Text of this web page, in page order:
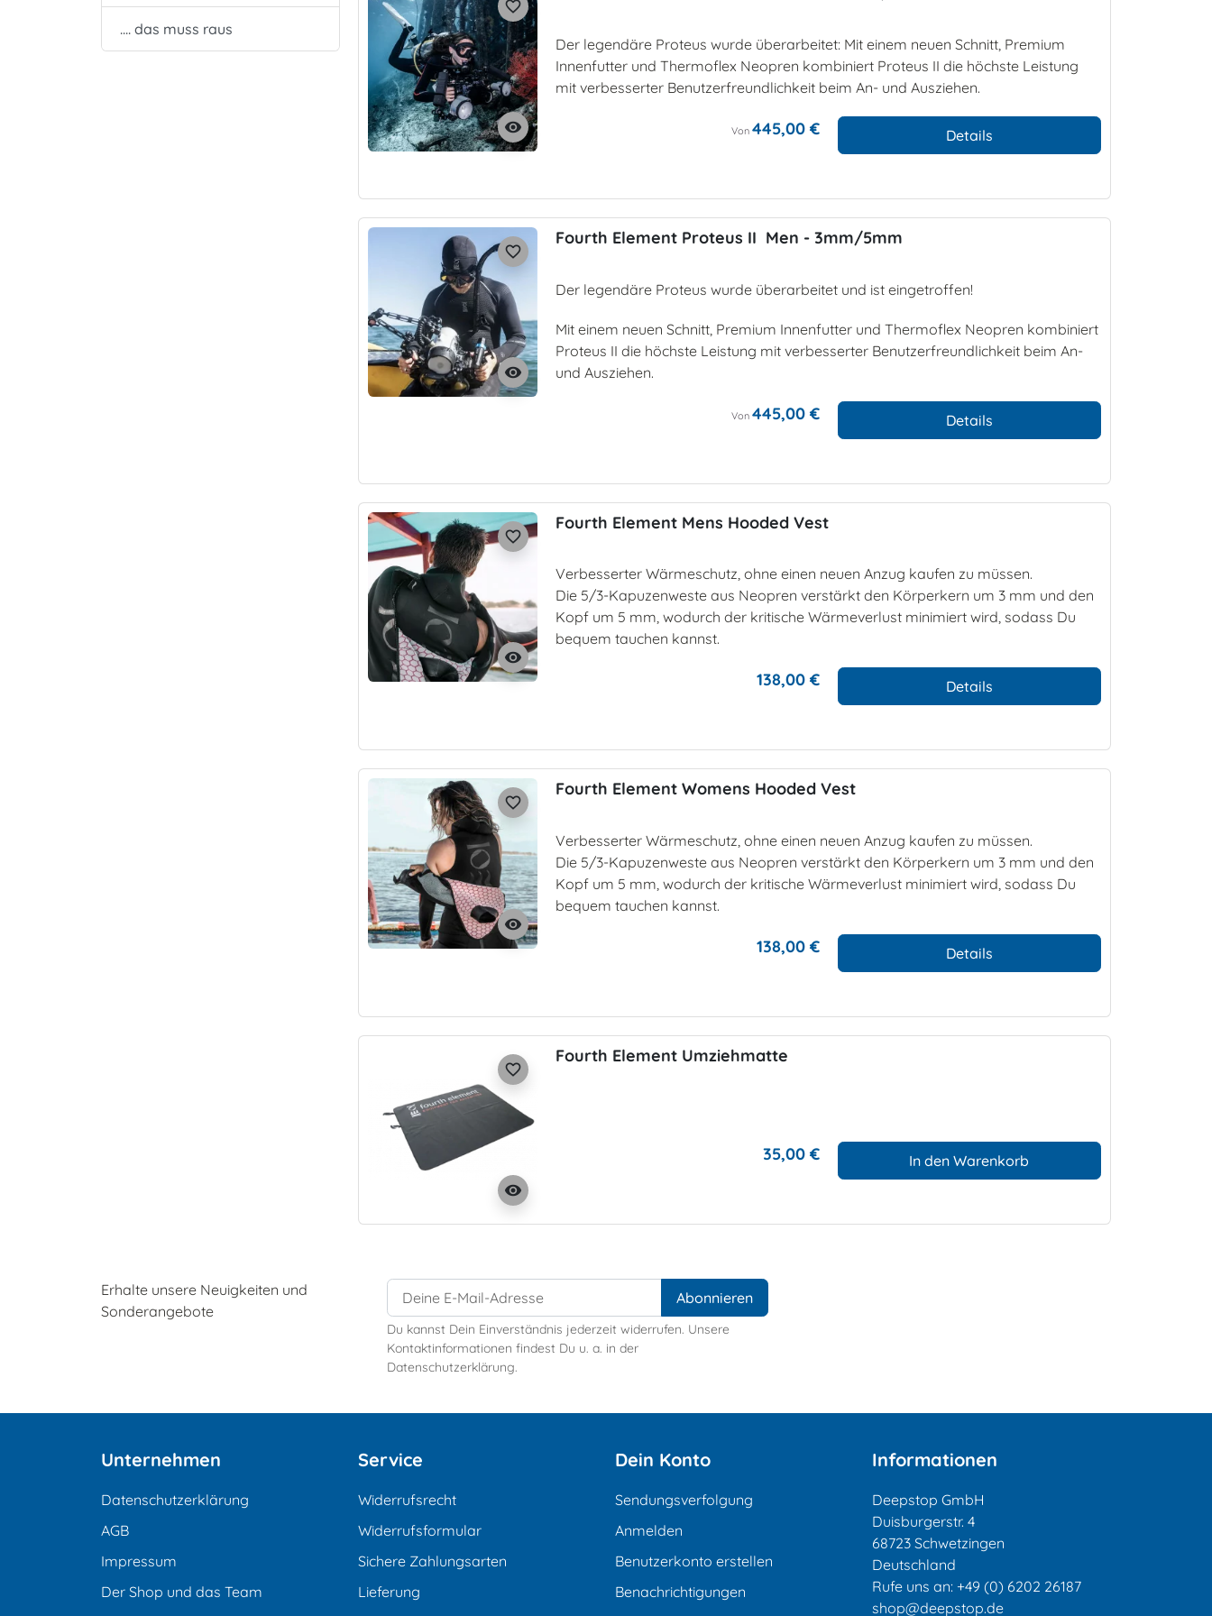
.... das muss raus
visibility
favorite_border
Der legendäre Proteus wurde überarbeitet: Mit einem neuen Schnitt, Premium
Innenfutter und Thermoflex Neopren kombiniert Proteus II die höchste Leistung
mit verbesserter Benutzerfreundlichkeit beim An- und Ausziehen.
Von 445,00 € Details
visibility
favorite_border
Fourth Element Proteus II Men - 3mm/5mm
Der legendäre Proteus wurde überarbeitet und ist eingetroffen!
Mit einem neuen Schnitt, Premium Innenfutter und Thermoflex Neopren kombiniert
Proteus II die höchste Leistung mit verbesserter Benutzerfreundlichkeit beim An-
und Ausziehen.
Von 445,00 € Details
visibility
favorite_border
Fourth Element Mens Hooded Vest
Verbesserter Wärmeschutz, ohne einen neuen Anzug kaufen zu müssen.
Die 5/3-Kapuzenweste aus Neopren verstärkt den Körperkern um 3 mm und den
Kopf um 5 mm, wodurch der kritische Wärmeverlust minimiert wird, sodass Du
bequem tauchen kannst.
138,00 € Details
visibility
favorite_border
Fourth Element Womens Hooded Vest
Verbesserter Wärmeschutz, ohne einen neuen Anzug kaufen zu müssen.
Die 5/3-Kapuzenweste aus Neopren verstärkt den Körperkern um 3 mm und den
Kopf um 5 mm, wodurch der kritische Wärmeverlust minimiert wird, sodass Du
bequem tauchen kannst.
138,00 € Details
visibility
favorite_border
Fourth Element Umziehmatte
35,00 € In den Warenkorb
Erhalte unsere Neuigkeiten und
Sonderangebote
Du kannst Dein Einverständnis jederzeit widerrufen. Unsere
Kontaktinformationen findest Du u. a. in der
Datenschutzerklärung.
Unternehmen
Datenschutzerklärung
AGB
Impressum
Der Shop und das Team
Service
Widerrufsrecht
Widerrufsformular
Sichere Zahlungsarten
Lieferung
Dein Konto
Sendungsverfolgung
Anmelden
Benutzerkonto erstellen
Benachrichtigungen
Informationen
Deepstop GmbH
Duisburgerstr. 4
68723 Schwetzingen
Deutschland
Rufe uns an: +49 (0) 6202 26187
shop@deepstop.de